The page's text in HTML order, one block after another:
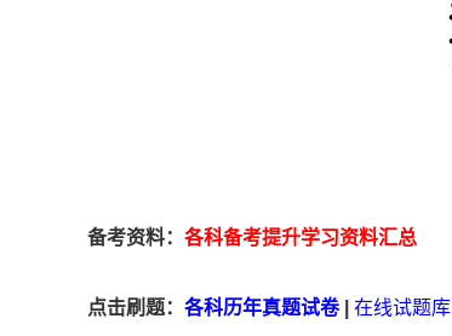
备考资料： 各科备考提升学习资料汇总
点击刷题： 各科历年真题试卷| 在线试题库